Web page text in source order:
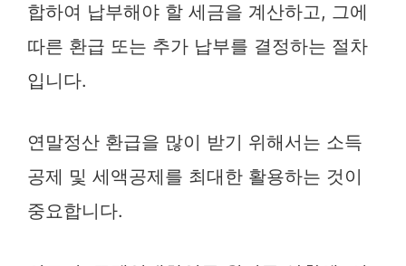
합하여 납부해야 할 세금을 계산하고, 그에
따른 환급 또는 추가 납부를 결정하는 절차
입니다.
연말정산 환급을 많이 받기 위해서는 소득
공제 및 세액공제를 최대한 활용하는 것이
중요합니다.